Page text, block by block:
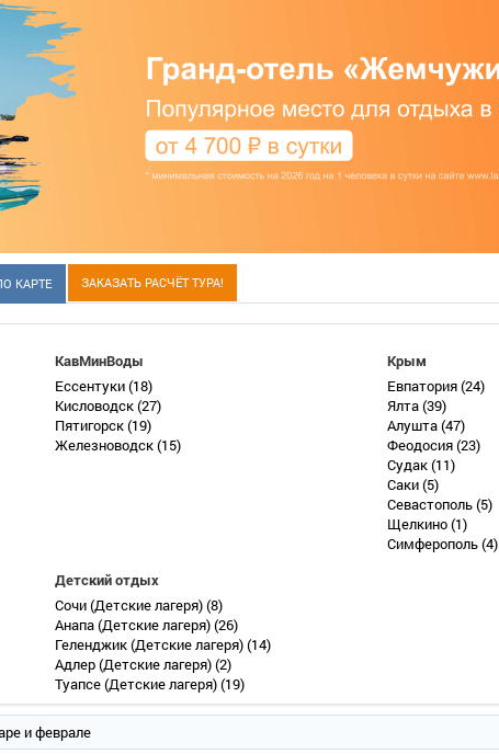
КАРТЕ ЗАКАЗАТЬ РАСЧЁТ ТУРА!
КавМинВоды
Ессентуки(18)
Кисловодск(27)
Пятигорск(19)
Железноводск(15)
Крым
Евпатория(24)
Ялта(39)
Алушта(47)
Феодосия(23)
Судак(11)
Саки(5)
Севастополь(5)
Щелкино(1)
Симферополь(4)
Детский отдых
Сочи (Детские лагеря)(8)
Анапа (Детские лагеря)(26)
Геленджик (Детские лагеря)(14)
Адлер (Детские лагеря)(2)
Туапсе (Детские лагеря)(19)
и феврале